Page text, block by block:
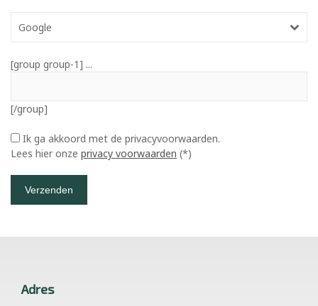
Google
[group group-1] ...
[/group]
Ik ga akkoord met de privacyvoorwaarden.
Lees hier onze privacy voorwaarden (*)
Adres